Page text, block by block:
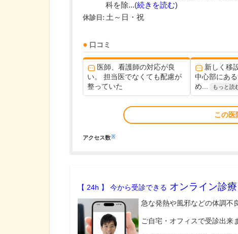
科を除...(続きを読む)
休診日: 土～日・祝
口コミ
医師、看護師の対応が良
い。 担当医でなくても配慮が
整っていた
新しく移
中心部にあ
め...
もっと読
この医
アクセス数※
【 24h 】 今から受診できる オンライン診療
急な発熱や風邪などの体調不
ご自宅・オフィスで受診出来